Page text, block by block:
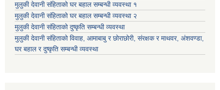
मुलुकी देवानी संहिताको घर बहाल सम्बन्धी व्यवस्था १
मुलुकी देवानी संहिताको घर बहाल सम्बन्धी व्यवस्था २
मुलुकी देवानी संहिताको दुष्कृति सम्बन्धी व्यवस्था
मुलुकी देवानी संहिताको विवाह, आमाबाबु र छोराछोरी, संरक्षक र माथवर, अंशवण्डा,
घर बहाल र दुष्कृति सम्बन्धी व्यवस्था